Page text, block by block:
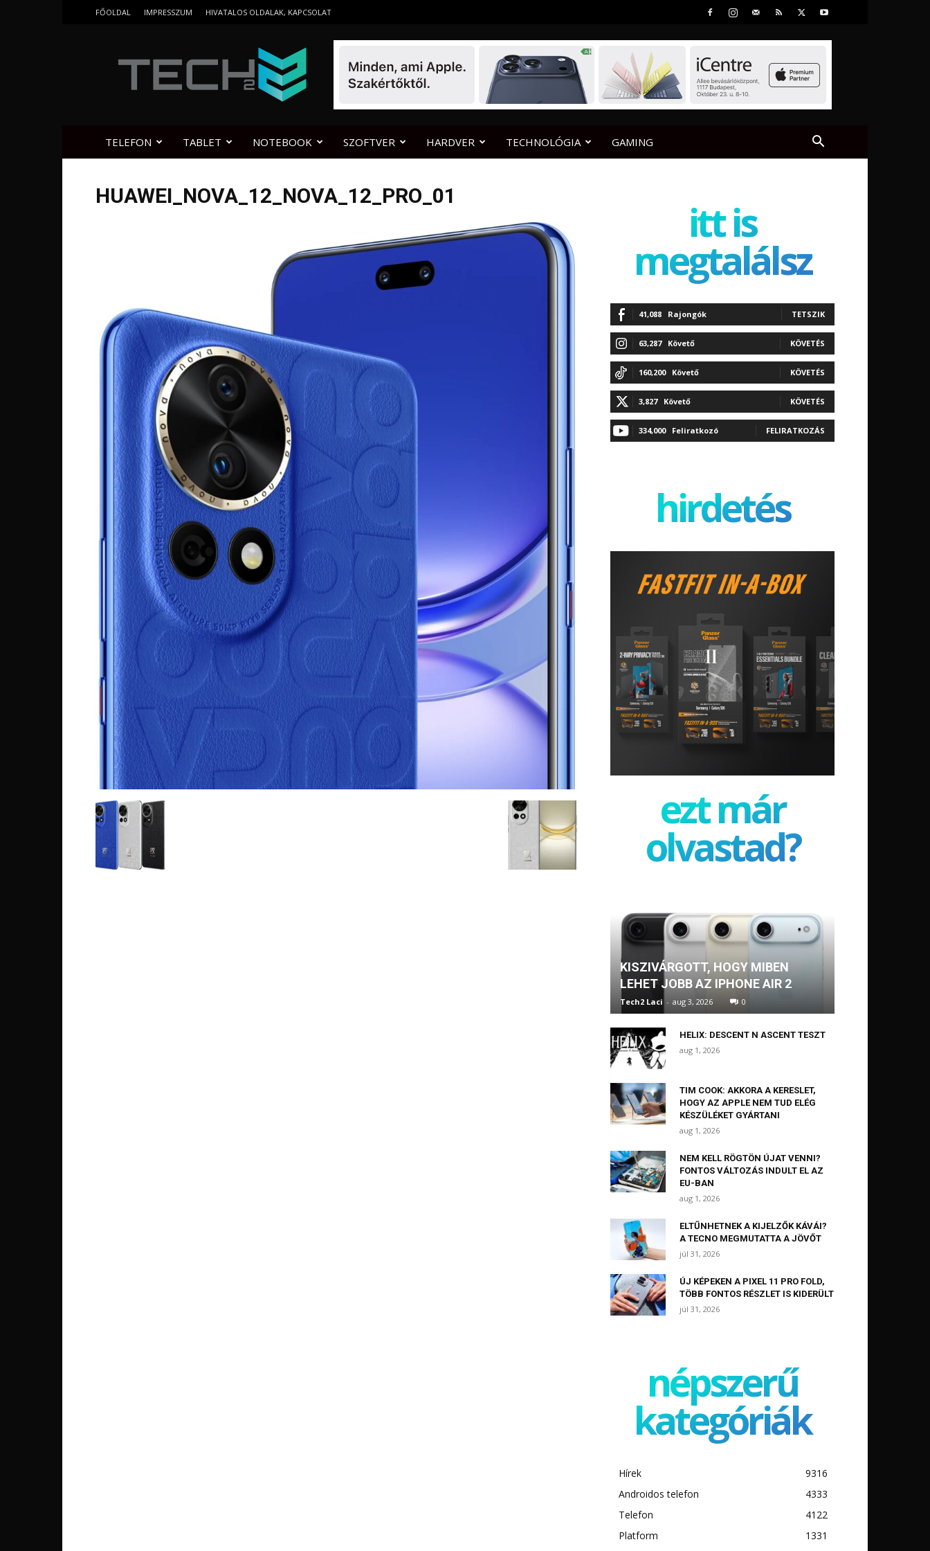
FŐOLDAL IMPRESSZUM HIVATALOS OLDALAK, KAPCSOLAT
TELEFON TABLET NOTEBOOK SZOFTVER HARDVER TECHNOLÓGIA GAMING
HUAWEI_NOVA_12_NOVA_12_PRO_01
itt is
megtalálsz
41,088 Rajongók TETSZIK
63,287 Követő KÖVETÉS
160,200 Követő KÖVETÉS
3,827 Követő KÖVETÉS
334,000 Feliratkozó FELIRATKOZÁS
hirdetés
ezt már
olvastad?
KISZIVÁRGOTT, HOGY MIBEN
LEHET JOBB AZ IPHONE AIR 2
Tech2 Laci - aug 3, 2026 0
HELIX: DESCENT N ASCENT TESZT
aug 1, 2026
TIM COOK: AKKORA A KERESLET,
HOGY AZ APPLE NEM TUD ELÉG
KÉSZÜLÉKET GYÁRTANI
aug 1, 2026
NEM KELL RÖGTÖN ÚJAT VENNI?
FONTOS VÁLTOZÁS INDULT EL AZ
EU-BAN
aug 1, 2026
ELTŰNHETNEK A KIJELZŐK KÁVÁI?
A TECNO MEGMUTATTA A JÖVŐT
júl 31, 2026
ÚJ KÉPEKEN A PIXEL 11 PRO FOLD,
TÖBB FONTOS RÉSZLET IS KIDERÜLT
júl 31, 2026
népszerű
kategóriák
Hírek
9316
Androidos telefon
4333
Telefon
4122
Platform
1331